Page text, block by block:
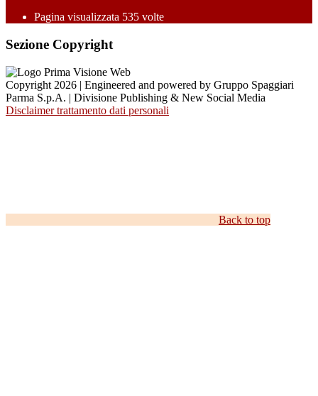
Pagina visualizzata 535 volte
Sezione Copyright
Copyright 2026 | Engineered and powered by Gruppo Spaggiari
Parma S.p.A. | Divisione Publishing & New Social Media
Disclaimer trattamento dati personali
Back to top